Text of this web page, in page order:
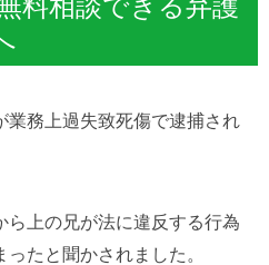
業務上過失致死傷で逮捕され
ら上の兄が法に違反する行為
ったと聞かされました。